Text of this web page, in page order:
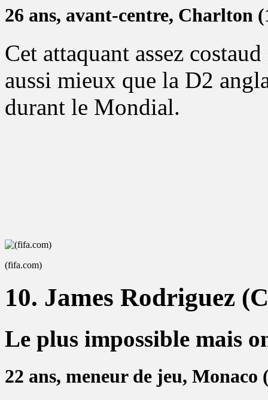
26 ans, avant-centre, Charlton
Cet attaquant assez
aussi mieux que la D2
durant le Mondial.
(fifa.com)
10. James Rodriguez
Le plus impossible mais
22 ans, meneur de jeu, Monaco